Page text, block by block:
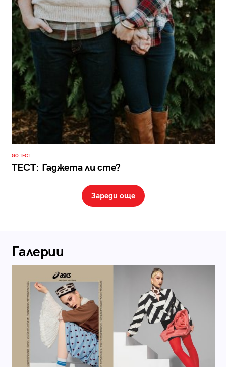
GO ТЕСТ
ТЕСТ: Гаджета ли сте?
Зареди още
Галерии